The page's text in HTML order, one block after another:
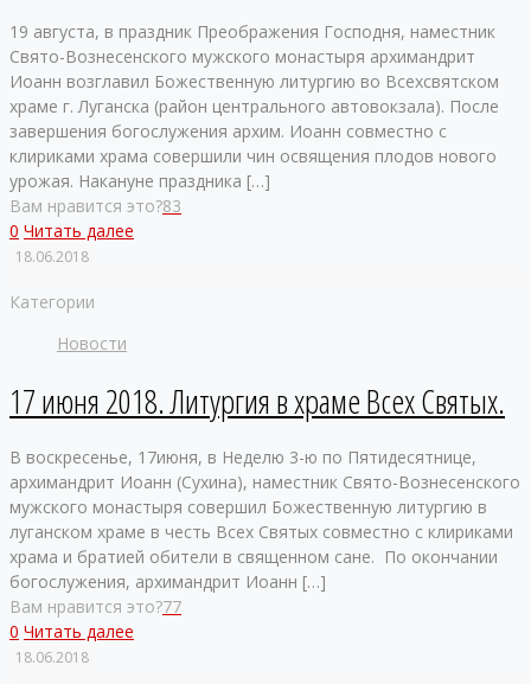
19 августа, в праздник Преображения Господня, наместник
Свято-Вознесенского мужского монастыря архимандрит
Иоанн возглавил Божественную литургию во Всехсвятском
храме г. Луганска (район центрального автовокзала). После
завершения богослужения архим. Иоанн совместно с
клириками храма совершили чин освящения плодов нового
урожая. Накануне праздника […]
Вам нравится это?83
0 Читать далее
18.06.2018
Категории
Новости
17 июня 2018. Литургия в храме Всех Святых.
В воскресенье, 17июня, в Неделю 3-ю по Пятидесятнице,
архимандрит Иоанн (Сухина), наместник Свято-Вознесенского
мужского монастыря совершил Божественную литургию в
луганском храме в честь Всех Святых совместно с клириками
храма и братией обители в священном сане. По окончании
богослужения, архимандрит Иоанн […]
Вам нравится это?77
0 Читать далее
18.06.2018